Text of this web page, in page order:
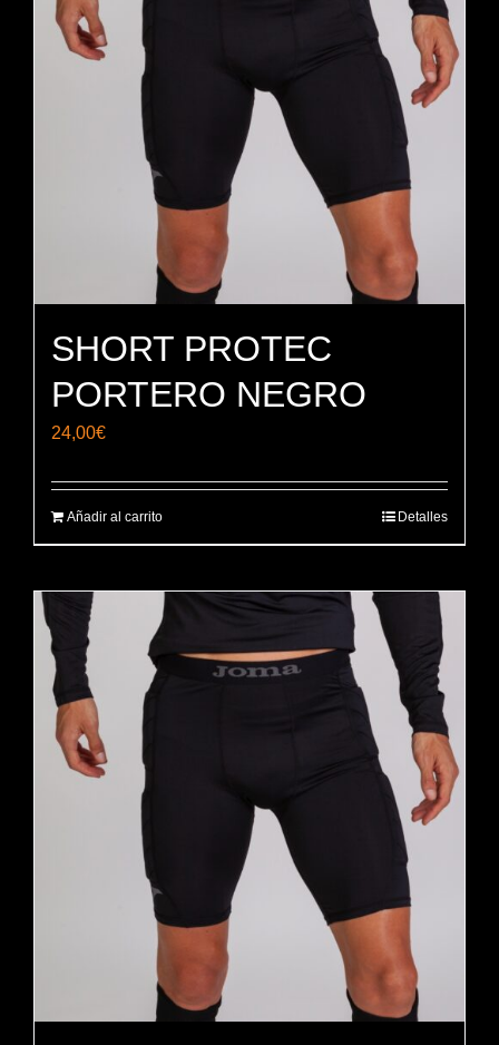
SHORT PROTEC
PORTERO NEGRO
24,00€
Añadir al carrito Detalles